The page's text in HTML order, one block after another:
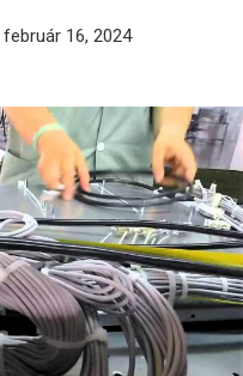
február 16, 2024